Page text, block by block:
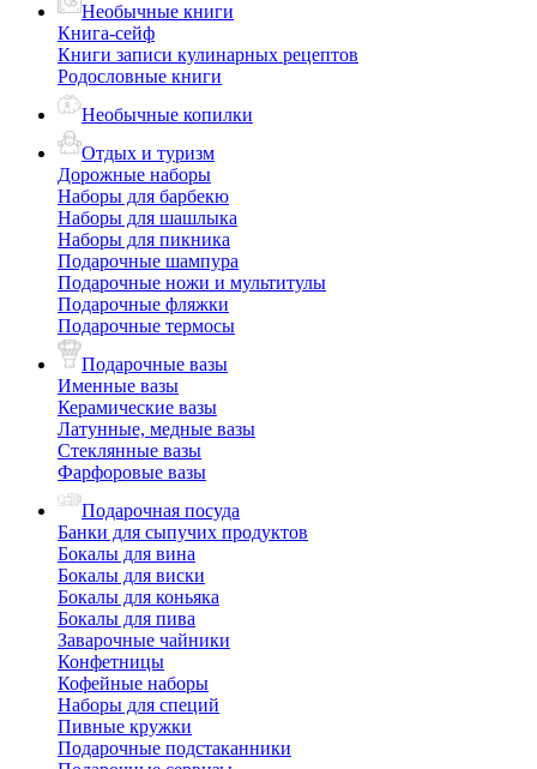
Необычные книги
Книга-сейф
Книги записи кулинарных рецептов
Родословные книги
Необычные копилки
Отдых и туризм
Дорожные наборы
Наборы для барбекю
Наборы для шашлыка
Наборы для пикника
Подарочные шампура
Подарочные ножи и мультитулы
Подарочные фляжки
Подарочные термосы
Подарочные вазы
Именные вазы
Керамические вазы
Латунные, медные вазы
Стеклянные вазы
Фарфоровые вазы
Подарочная посуда
Банки для сыпучих продуктов
Бокалы для вина
Бокалы для виски
Бокалы для коньяка
Бокалы для пива
Заварочные чайники
Конфетницы
Кофейные наборы
Наборы для специй
Пивные кружки
Подарочные подстаканники